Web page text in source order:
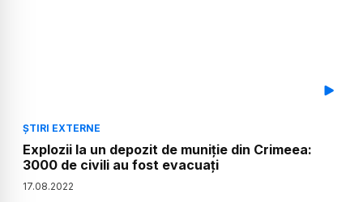
ȘTIRI EXTERNE
Explozii la un depozit de muniție din Crimeea:
3000 de civili au fost evacuați
17.08.2022